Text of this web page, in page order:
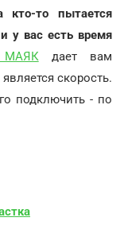
кто-то пытается
у вас есть время
МАЯКдает вам
скорость.
подключить - по